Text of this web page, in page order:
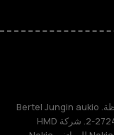
TM و © 2026 HMD Global. جميع الحقوق محفوظة. Bertel Jungin aukio
9, 02600 Espoo, Finland. مُعرِّف الشركة: 2724044-2. شركة HMD